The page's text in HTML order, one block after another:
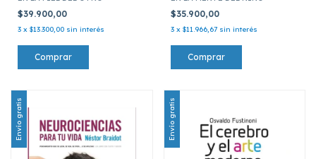
$39.900,00
3 x $13.300,00 sin interés
$35.900,00
3 x $11.966,67 sin interés
Envío gratis Envío gratis